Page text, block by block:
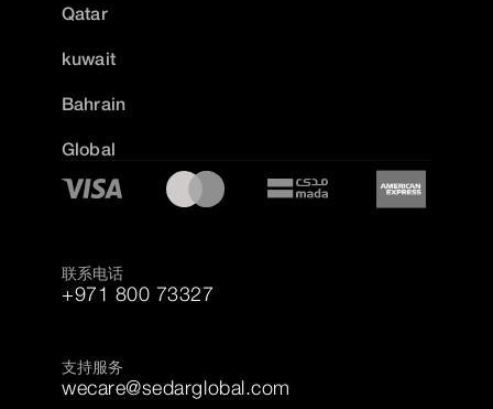
Qatar
kuwait
Bahrain
Global
联系电话
+971 800 73327
支持服务
wecare@sedarglobal.com